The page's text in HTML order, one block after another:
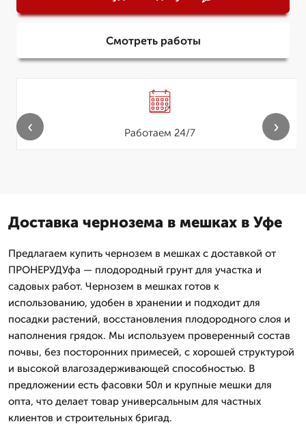
Смотреть работы
Работаем 24/7
‹ ›
Доставка чернозема в мешках в Уфе
Предлагаем купить чернозем в мешках с доставкой от
ПРОНЕРУДУфа — плодородный грунт для участка и
садовых работ. Чернозем в мешках готов к
использованию, удобен в хранении и подходит для
посадки растений, восстановления плодородного слоя и
наполнения грядок. Мы используем проверенный состав
почвы, без посторонних примесей, с хорошей структурой
и высокой влагозадерживающей способностью. В
предложении есть фасовки 50л и крупные мешки для
опта, что делает товар универсальным для частных
клиентов и строительных бригад.